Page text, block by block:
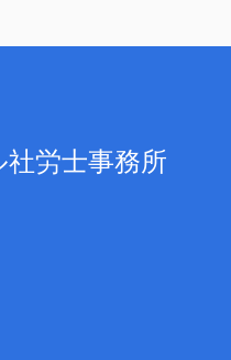
社労士事務所